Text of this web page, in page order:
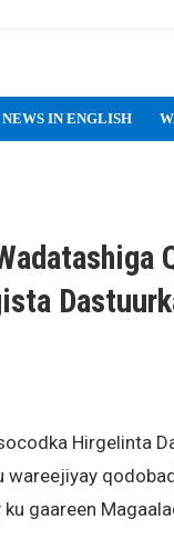
NEWS IN ENGLISH
Hirgelinta
wareejiyay
gaareen